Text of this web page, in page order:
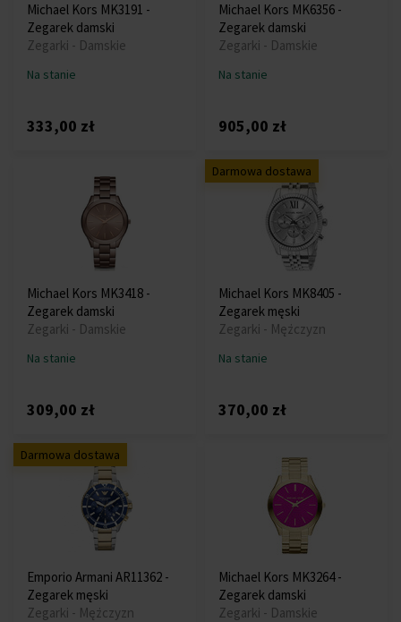
Michael Kors MK3191 -
Zegarek damski
Zegarki - Damskie
Na stanie
333,00 zł
Michael Kors MK6356 -
Zegarek damski
Zegarki - Damskie
Na stanie
905,00 zł
Michael Kors MK3418 -
Zegarek damski
Zegarki - Damskie
Na stanie
309,00 zł
Darmowa dostawa
Michael Kors MK8405 -
Zegarek męski
Zegarki - Mężczyzn
Na stanie
370,00 zł
Darmowa dostawa
Emporio Armani AR11362 -
Zegarek męski
Zegarki - Mężczyzn
Michael Kors MK3264 -
Zegarek damski
Zegarki - Damskie